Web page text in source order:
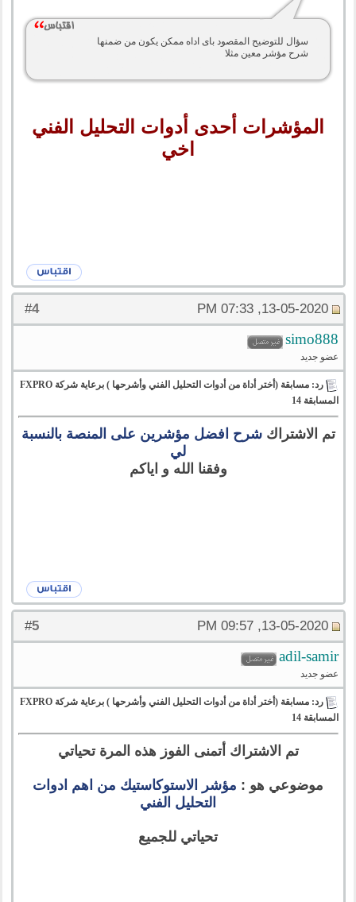
سؤال للتوضيح المقصود باى اداه ممكن يكون من ضمنها
شرح مؤشر معين مثلا
المؤشرات أحدى أدوات التحليل الفني
اخي
#
4 13-05-2020, 07:33 PM
simo888
عضو جديد
رد: مسابقة (أختر أداة من أدوات التحليل الفني وأشرحها ) برعاية شركة FXPRO
المسابقة 14
تم الاشتراكشرح افضل مؤشرين على المنصة بالنسبة
لي
وفقنا الله و اياكم
#
5 13-05-2020, 09:57 PM
adil-samir
عضو جديد
رد: مسابقة (أختر أداة من أدوات التحليل الفني وأشرحها ) برعاية شركة FXPRO
المسابقة 14
تم الاشتراك أتمنى الفوز هذه المرة تحياتي
موضوعي هو : مؤشر الاستوكاستيك من اهم ادوات
التحليل الفني
تحياتي للجميع